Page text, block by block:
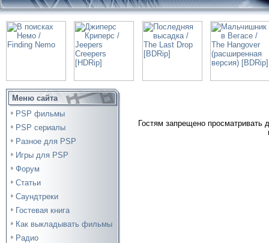
Меню сайта
PSP фильмы
PSP сериалы
Разное для PSP
Игры для PSP
Форум
Статьи
Саундтреки
Гостевая книга
Как выкладывать фильмы
Радио
Гостям запрещено просматривать